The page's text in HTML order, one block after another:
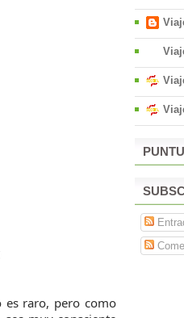
es raro, pero como